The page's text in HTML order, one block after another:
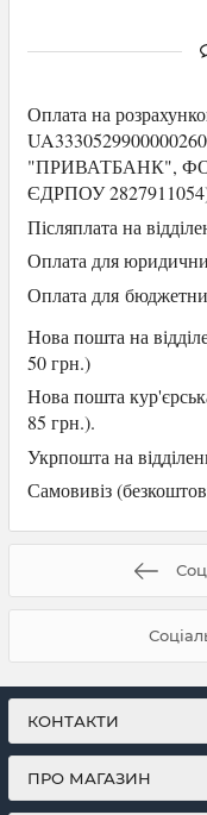
Оплата на
"ПРИВАТБАНК",
ЄДРПОУ 2827911054
Післяплата на
Оплата для
Оплата для
Нова пошта на
50 грн.)
Нова пошта
85 грн.).
Укрпошта на
Самовивіз
КОНТАКТИ
ПРО МАГАЗИН